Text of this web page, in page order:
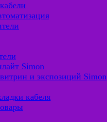
Simon
и экспозиций Simon
кабеля